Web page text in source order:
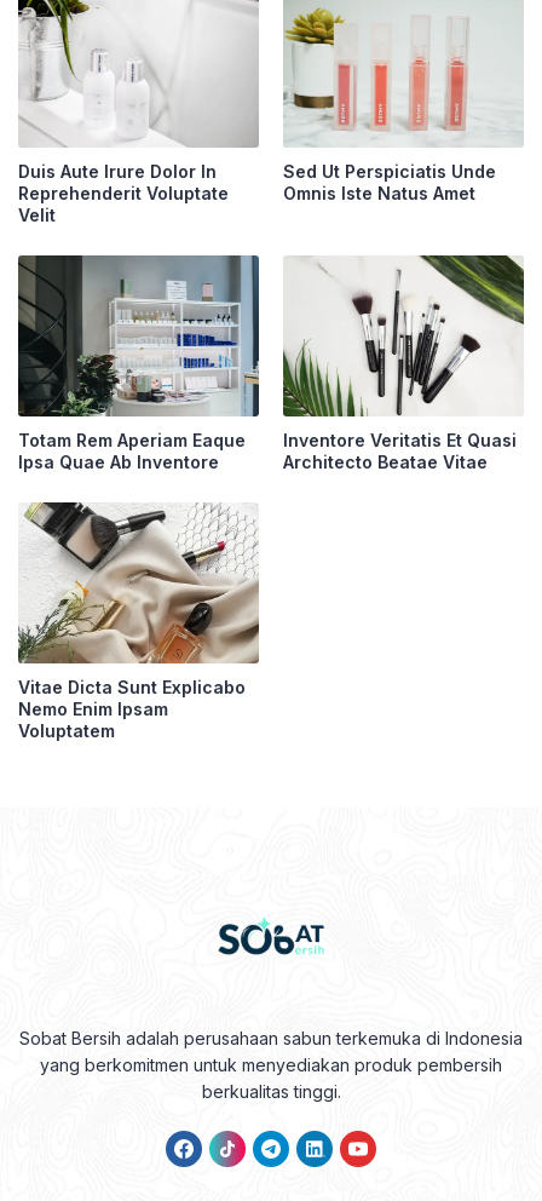
Duis Aute Irure Dolor In
Reprehenderit Voluptate
Velit
Sed Ut Perspiciatis Unde
Omnis Iste Natus Amet
Totam Rem Aperiam Eaque
Ipsa Quae Ab Inventore
Inventore Veritatis Et Quasi
Architecto Beatae Vitae
Vitae Dicta Sunt Explicabo
Nemo Enim Ipsam
Voluptatem
Sobat Bersih adalah perusahaan sabun terkemuka di Indonesia
yang berkomitmen untuk menyediakan produk pembersih
berkualitas tinggi.